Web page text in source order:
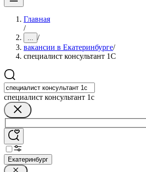
Главная
/
... /
вакансии в Екатеринбурге/
специалист консультант 1С
специалист консультант 1с
Екатеринбург